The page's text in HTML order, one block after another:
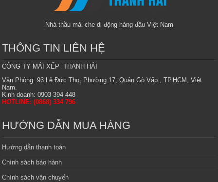
Nhà thầu mái che di động hàng đầu Việt Nam
THÔNG TIN LIÊN HỆ
CÔNG TY MÁI XẾP THANH HẢI
Văn Phòng: 93 Lê Đức Thọ, Phường 17, Quận Gò Vấp , TP.HCM, Việt
Nam.
Kinh doanh: 0903 394 448
HOTLINE: (0868) 334 796
HƯỚNG DẪN MUA HÀNG
Hướng dẫn thanh toán
Chính sách bảo hành
Chính sách vận chuyển